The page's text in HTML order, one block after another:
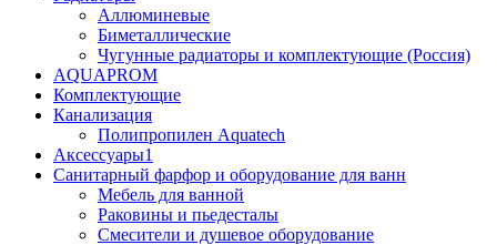
Аллюминевые
Биметаллические
Чугунные радиаторы и комплектующие (Россия)
AQUAPROM
Комплектующие
Канализация
Полипропилен Aquatech
Аксессуары1
Санитарный фарфор и оборудование для ванн
Мебель для ванной
Раковины и пьедесталы
Смесители и душевое оборудование